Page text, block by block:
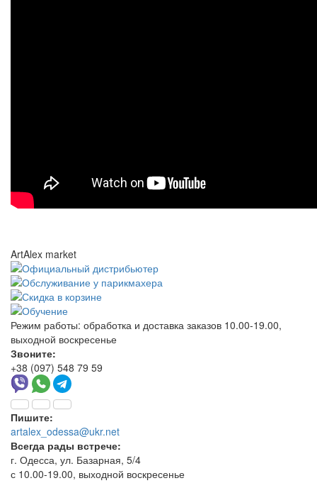
ArtAlex market
Режим работы: обработка и доставка заказов 10.00-19.00,
выходной воскресенье
Звоните:
+38 (097) 548 79 59
Пишите:
artalex_odessa@ukr.net
Всегда рады встрече:
г. Одесса, ул. Базарная, 5/4
с 10.00-19.00, выходной воскресенье